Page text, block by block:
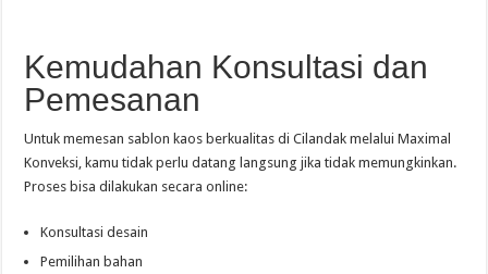
Kemudahan Konsultasi dan
Pemesanan
Untuk memesan sablon kaos berkualitas di Cilandak melalui Maximal
Konveksi, kamu tidak perlu datang langsung jika tidak memungkinkan.
Proses bisa dilakukan secara online:
Konsultasi desain
Pemilihan bahan